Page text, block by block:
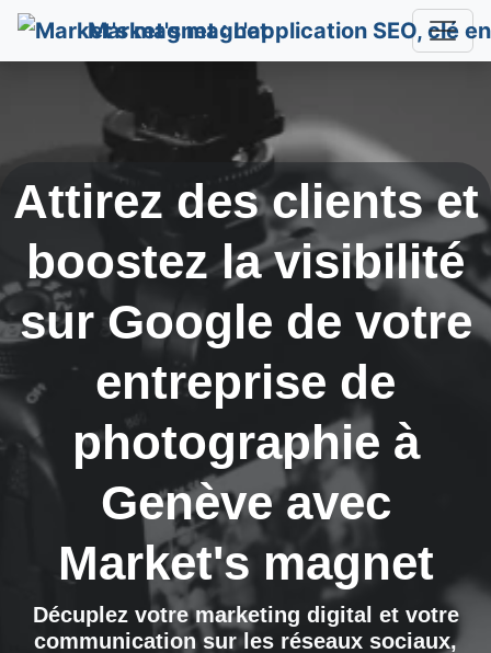
Market's magnet
Attirez des clients et
boostez la visibilité
sur Google de votre
entreprise de
photographie à
Genèveavec
Market's magnet
Décuplez votre marketing digital et votre
communication sur les réseaux sociaux,